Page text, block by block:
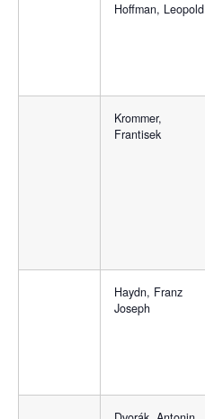
Hoffman, Leopold
Krommer,
Frantisek
Haydn, Franz
Joseph